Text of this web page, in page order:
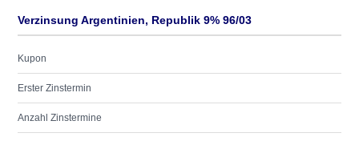
Verzinsung Argentinien, Republik 9% 96/03
Kupon
Erster Zinstermin
Anzahl Zinstermine